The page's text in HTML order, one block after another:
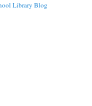
Library Blog